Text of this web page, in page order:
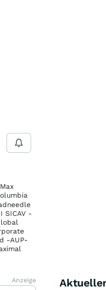
Max
Anzeige